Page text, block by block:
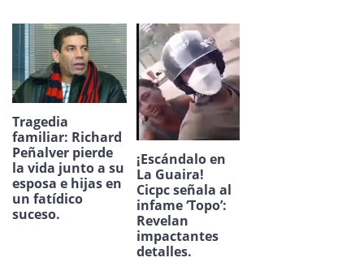
Tragedia
familiar: Richard
Peñalver pierde
la vida junto a su
esposa e hijas en
un fatídico
suceso.
¡Escándalo en
La Guaira!
Cicpc señala al
infame ‘Topo’:
Revelan
impactantes
detalles.